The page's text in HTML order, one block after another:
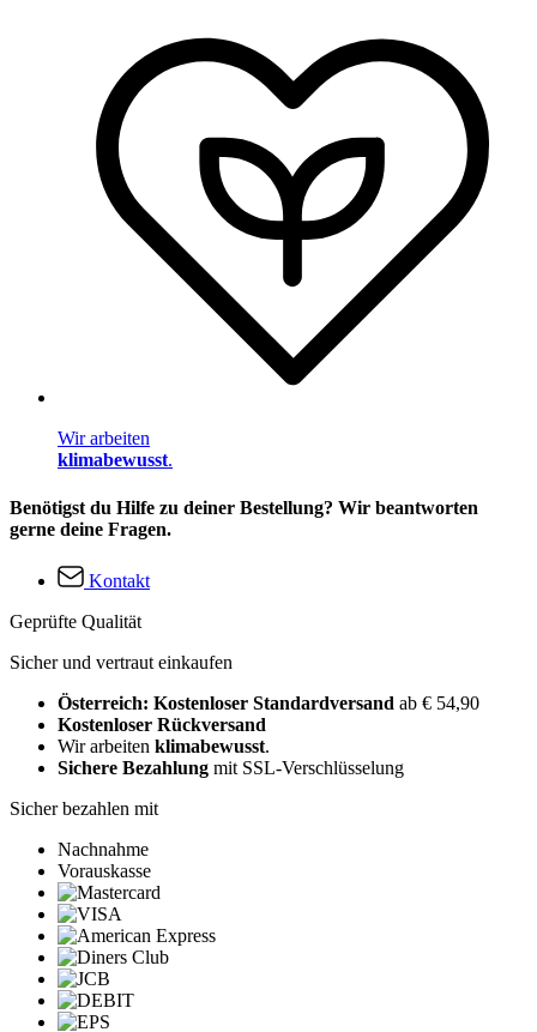
Wir arbeiten
klimabewusst.
Benötigst du Hilfe zu deiner Bestellung? Wir beantworten
gerne deine Fragen.
Kontakt
Geprüfte Qualität
Sicher und vertraut einkaufen
Österreich: Kostenloser Standardversand ab € 54,90
Kostenloser Rückversand
Wir arbeiten klimabewusst.
Sichere Bezahlung mit SSL-Verschlüsselung
Sicher bezahlen mit
Nachnahme
Vorauskasse